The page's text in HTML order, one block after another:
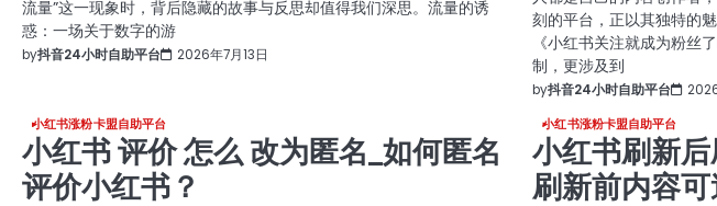
流量”这一现象时，背后隐藏的故事与反思却值得我们深思。流量的诱
惑：一场关于数字的游
by抖音24小时自助平台 2026年7月13日
刻的平台，正以其独特的
《小红书关注就成为粉丝
制，更涉及到
by抖音24小时自助平台
小红书涨粉卡盟自助平台
小红书 评价 怎么 改为匿名_如何匿名
评价小红书？
小红书涨粉卡盟自助平台
小红书刷新后
刷新前内容可